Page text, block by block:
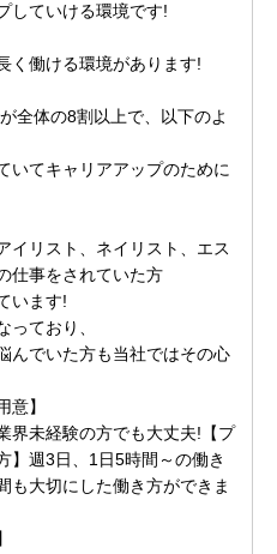
していける環境です!
く働ける環境があります!
全体の8割以上で、以下のよ
いてキャリアアップのために
イリスト、ネイリスト、エス
仕事をされていた方
います!
っており、
んでいた方も当社ではその心
意】
界未経験の方でも大丈夫!【プ
】週3日、1日5時間～の働き
も大切にした働き方ができま